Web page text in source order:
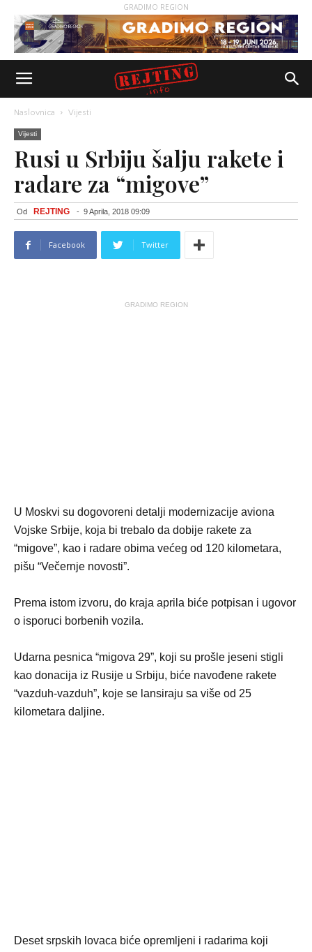
GRADIMO REGION
Naslovnica Vijesti
Vijesti
Rusi u Srbiju šalju rakete i
radare za “migove”
Od REJTING - 9 Aprila, 2018 09:09
Facebook Twitter
GRADIMO REGION
U Moskvi su dogovoreni detalji modernizacije aviona
Vojske Srbije, koja bi trebalo da dobije rakete za
“migove”, kao i radare obima većeg od 120 kilometara,
pišu “Večernje novosti”.
Prema istom izvoru, do kraja aprila biće potpisan i ugovor
o isporuci borbenih vozila.
Udarna pesnica “migova 29”, koji su prošle jeseni stigli
kao donacija iz Rusije u Srbiju, biće navođene rakete
“vazduh-vazduh”, koje se lansiraju sa više od 25
kilometara daljine.
Deset srpskih lovaca biće opremljeni i radarima koji